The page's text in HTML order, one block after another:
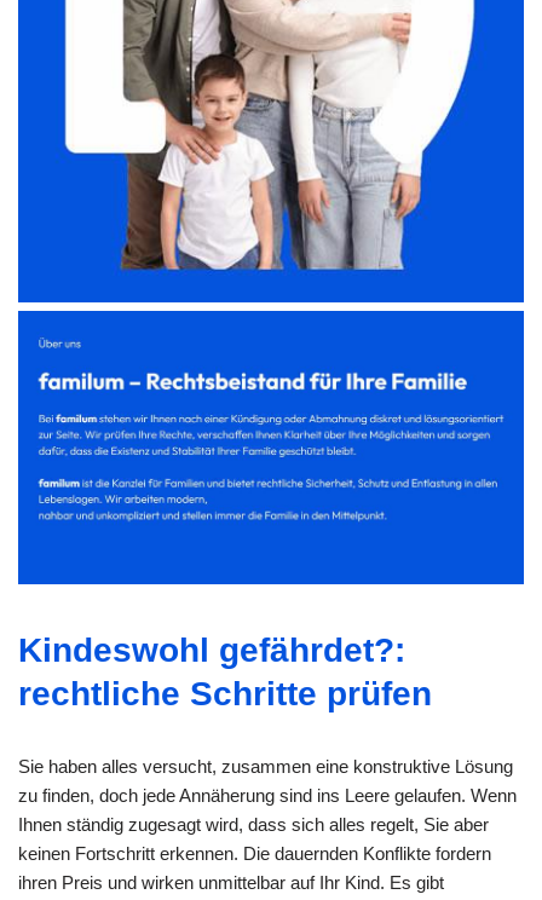
Kindeswohl gefährdet?:
rechtliche Schritte prüfen
Sie haben alles versucht, zusammen eine konstruktive Lösung
zu finden, doch jede Annäherung sind ins Leere gelaufen. Wenn
Ihnen ständig zugesagt wird, dass sich alles regelt, Sie aber
keinen Fortschritt erkennen. Die dauernden Konflikte fordern
ihren Preis und wirken unmittelbar auf Ihr Kind. Es gibt